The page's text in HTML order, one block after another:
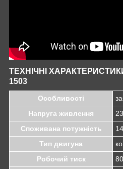
ТЕХНІЧНІ
1503
Особливості
Напруга живлення
Споживана потужність
Тип двигуна
Робочий тиск